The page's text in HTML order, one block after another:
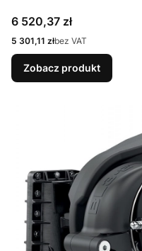
Cena
6 520,37 zł
Cena
5 301,11 złbez VAT
Zobacz produkt